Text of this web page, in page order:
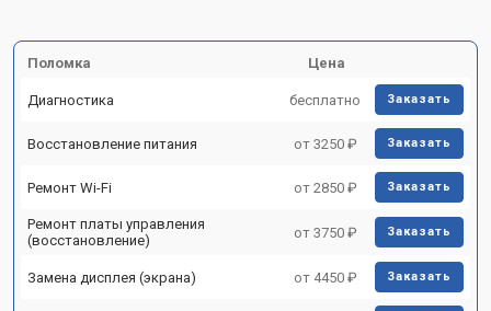
Поломка Цена
Диагностика бесплатно Заказать
Восстановление питания от 3250 ₽ Заказать
Ремонт Wi-Fi от 2850 ₽ Заказать
Ремонт платы управления
(восстановление)
от 3750 ₽ Заказать
Замена дисплея (экрана) от 4450 ₽ Заказать